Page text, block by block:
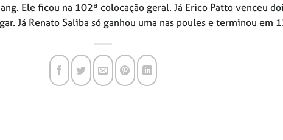
Ele ficou na 102ª colocação geral. Já Erico Patto venceu
Já Renato Saliba só ganhou uma nas poules e terminou em